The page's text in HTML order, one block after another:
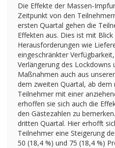
Die Effekte der Massen-
Zeitpunkt von den
ersten Quartal gehen die
Effekten aus. Dies ist mit
Herausforderungen wie
eingeschränkter
Verlängerung des
Maßnahmen auch aus
dem zweiten Quartal, ab
Teilnehmer mit einer
erhoffen sie sich auch die
den Gästezahlen zu
dritten Quartal. Hier erhofft
Teilnehmer eine Steigerung
50 (18,4 %) und 75 (18,4 %)